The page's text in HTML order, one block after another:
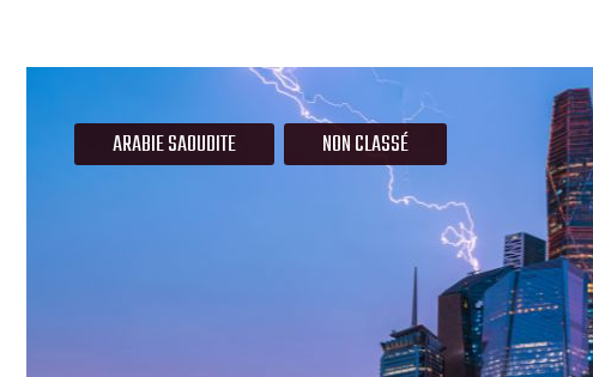
ARABIE SAOUDITE NON CLASSÉ